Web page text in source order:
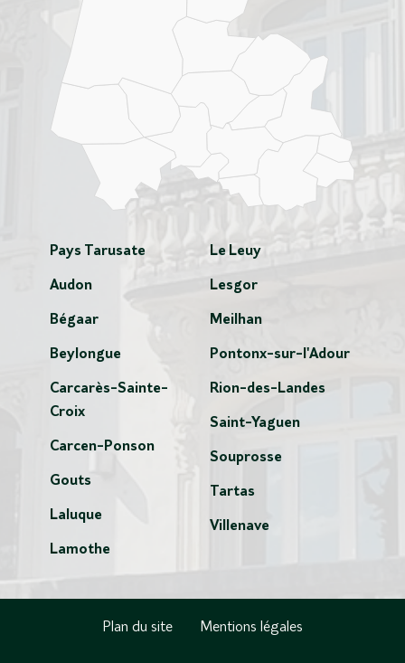
Pays Tarusate
Audon
Bégaar
Beylongue
Carcarès-Sainte-
Croix
Carcen-Ponson
Gouts
Laluque
Lamothe
Le Leuy
Lesgor
Meilhan
Pontonx-sur-l'Adour
Rion-des-Landes
Saint-Yaguen
Souprosse
Tartas
Villenave
Plan du site Mentions légales